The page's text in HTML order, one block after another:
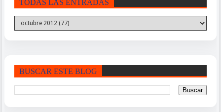
TODAS LAS ENTRADAS
BUSCAR ESTE BLOG